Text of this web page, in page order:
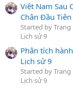
Việt Nam Sau
Chân Đầu
Started by Trang
Lịch sử 9
Phân tích
Lịch sử 9
Started by Trang
Lịch sử 9